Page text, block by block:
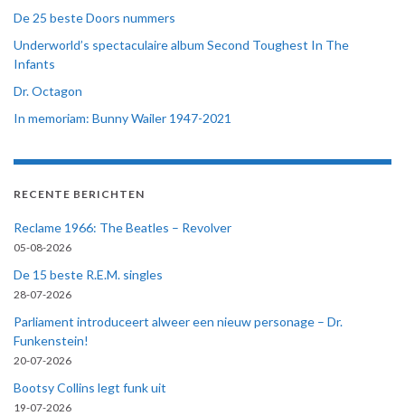
De 25 beste Doors nummers
Underworld’s spectaculaire album Second Toughest In The
Infants
Dr. Octagon
In memoriam: Bunny Wailer 1947-2021
RECENTE BERICHTEN
Reclame 1966: The Beatles – Revolver
05-08-2026
De 15 beste R.E.M. singles
28-07-2026
Parliament introduceert alweer een nieuw personage – Dr.
Funkenstein!
20-07-2026
Bootsy Collins legt funk uit
19-07-2026